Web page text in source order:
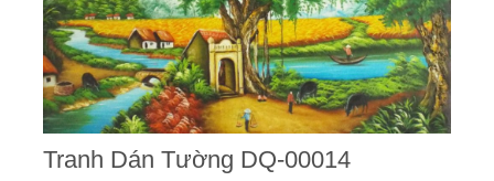
Tranh Dán Tường DQ-00014